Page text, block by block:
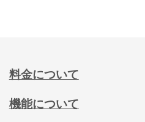
料金について
機能について